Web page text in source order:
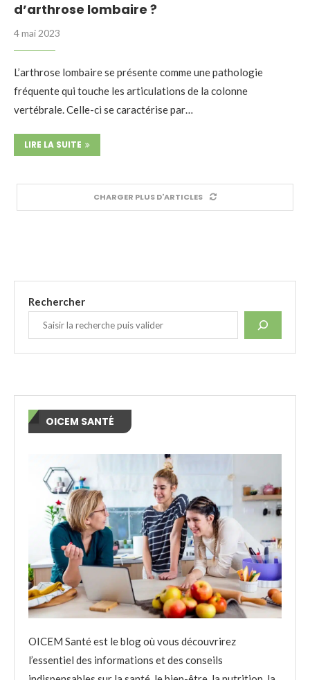
d’arthrose lombaire ?
4 mai 2023
L’arthrose lombaire se présente comme une pathologie
fréquente qui touche les articulations de la colonne
vertébrale. Celle-ci se caractérise par…
LIRE LA SUITE
CHARGER PLUS D'ARTICLES
Rechercher
OICEM SANTÉ
OICEM Santé est le blog où vous découvrirez
l’essentiel des informations et des conseils